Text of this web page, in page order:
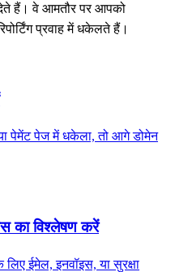
हैं। वे आमतौर पर आपको
प्रवाह में धकेलते हैं।
पेमेंट पेज में धकेला, तो आगे डोमेन
का विश्लेषण करें
ईमेल, इनवॉइस, या सुरक्षा